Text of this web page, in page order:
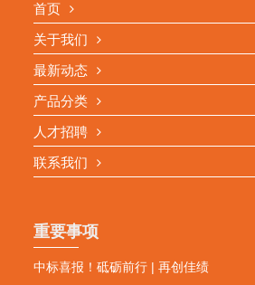
首页
关于我们
最新动态
产品分类
人才招聘
联系我们
重要事项
中标喜报！砥砺前行 | 再创佳绩